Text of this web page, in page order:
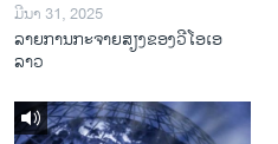
ມີນາ 31, 2025
ລາຍການກະຈາຍສຽງຂອງວີໂອເອ
ລາວ